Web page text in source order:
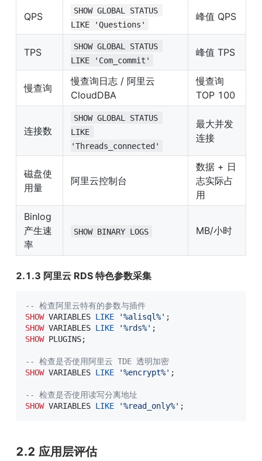
QPS
SHOW GLOBAL STATUS
LIKE 'Questions'
峰值 QPS
TPS
SHOW GLOBAL STATUS
LIKE 'Com_commit'
峰值 TPS
慢查询
慢查询日志 / 阿里云
CloudDBA
慢查询
TOP 100
连接数
SHOW GLOBAL STATUS
LIKE
'Threads_connected'
最大并发
连接
磁盘使
用量
阿里云控制台
数据 + 日
志实际占
用
Binlog
产生速
率
SHOW BINARY LOGS MB/小时
2.1.3 阿里云 RDS 特色参数采集
-- 检查阿里云特有的参数与插件
SHOW VARIABLES LIKE '%alisql%' ;
SHOW VARIABLES LIKE '%rds%' ;
SHOW PLUGINS;
-- 检查是否使用阿里云 TDE 透明加密
SHOW VARIABLES LIKE '%encrypt%' ;
-- 检查是否使用读写分离地址
SHOW VARIABLES LIKE '%read_only%' ;
2.2 应用层评估